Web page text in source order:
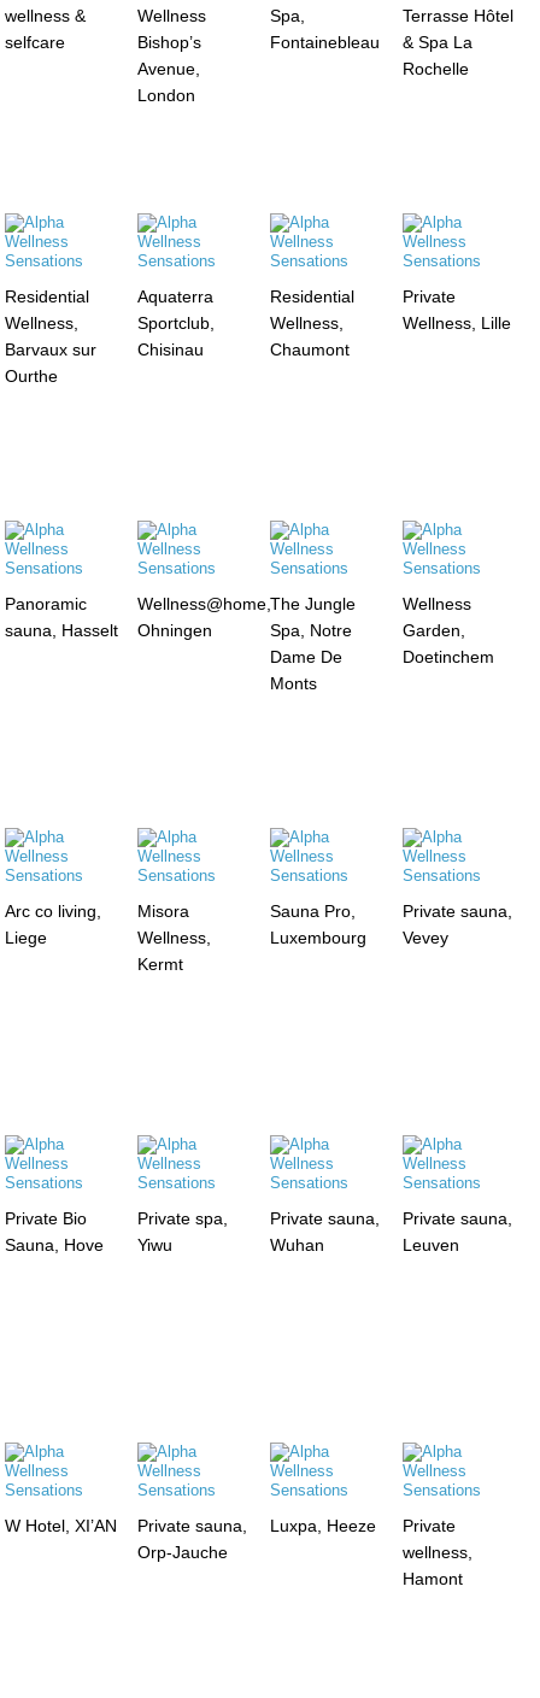
wellness &
selfcare
Wellness
Bishop’s
Avenue,
London
Spa,
Fontainebleau
Terrasse Hôtel
& Spa La
Rochelle
Residential
Wellness,
Barvaux sur
Ourthe
Aquaterra
Sportclub,
Chisinau
Residential
Wellness,
Chaumont
Private
Wellness, Lille
Panoramic
sauna, Hasselt
Wellness@home,
Ohningen
The Jungle
Spa, Notre
Dame De
Monts
Wellness
Garden,
Doetinchem
Arc co living,
Liege
Misora
Wellness,
Kermt
Sauna Pro,
Luxembourg
Private sauna,
Vevey
Private Bio
Sauna, Hove
Private spa,
Yiwu
Private sauna,
Wuhan
Private sauna,
Leuven
W Hotel, XI’AN
Private sauna,
Orp-Jauche
Luxpa, Heeze
Private
wellness,
Hamont